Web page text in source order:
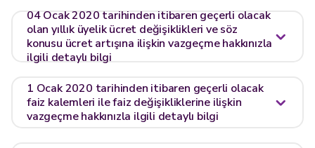
04 Ocak 2020 tarihinden itibaren geçerli olacak
olan yıllık üyelik ücret değişiklikleri ve söz
konusu ücret artışına ilişkin vazgeçme hakkınızla
ilgili detaylı bilgi
1 Ocak 2020 tarihinden itibaren geçerli olacak
faiz kalemleri ile faiz değişikliklerine ilişkin
vazgeçme hakkınızla ilgili detaylı bilgi